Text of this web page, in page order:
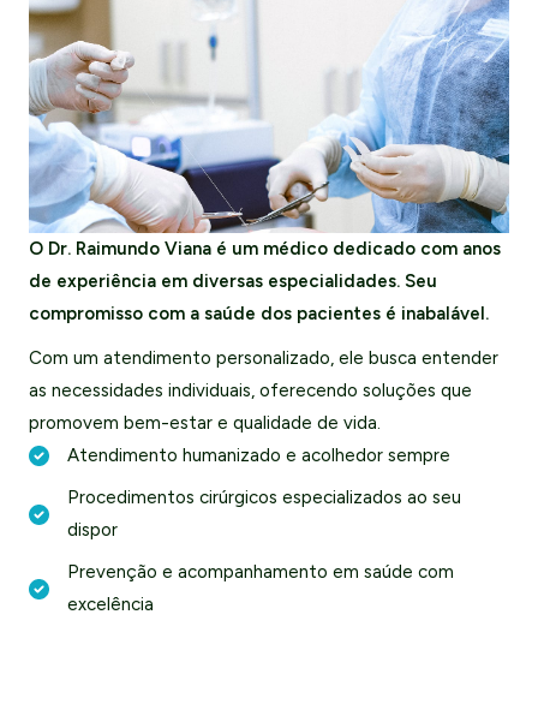
O Dr. Raimundo Viana é um médico dedicado com anos
de experiência em diversas especialidades. Seu
compromisso com a saúde dos pacientes é inabalável.
Com um atendimento personalizado, ele busca entender
as necessidades individuais, oferecendo soluções que
promovem bem-estar e qualidade de vida.
Atendimento humanizado e acolhedor sempre
Procedimentos cirúrgicos especializados ao seu
dispor
Prevenção e acompanhamento em saúde com
excelência